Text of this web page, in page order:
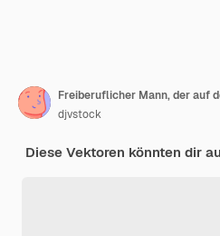
djvstock
Diese Vektoren könnten dir